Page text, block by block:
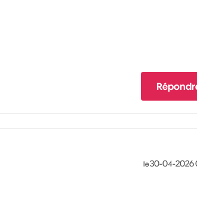
le‎30-04-2026